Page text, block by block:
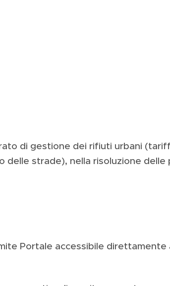
di gestione dei rifiuti urbani
strade), nella risoluzione
Portale accessibile direttamente